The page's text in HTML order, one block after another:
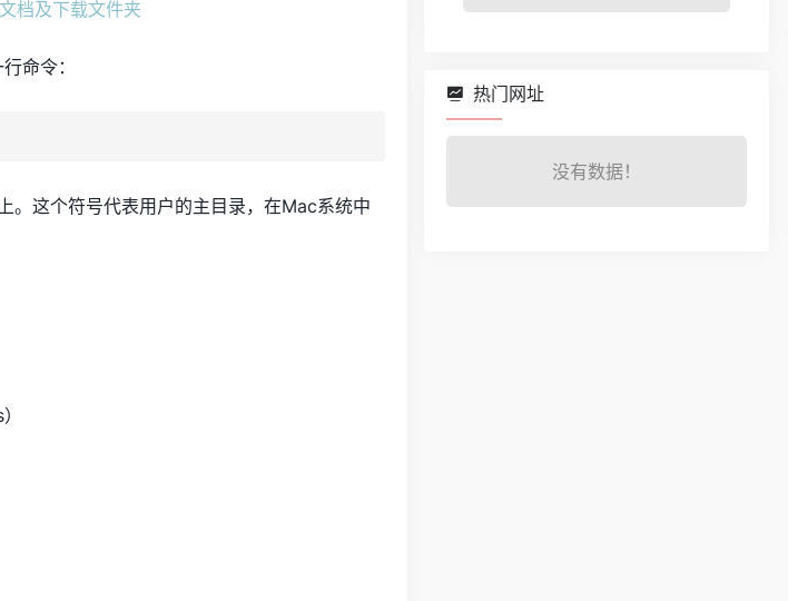
命令：
。这个符号代表用户的主目录，在Mac系统中
热门网址
没有数据！